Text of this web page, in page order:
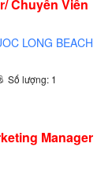
Chuyên Viên
LONG BEACH
Số lượng: 1
Manager